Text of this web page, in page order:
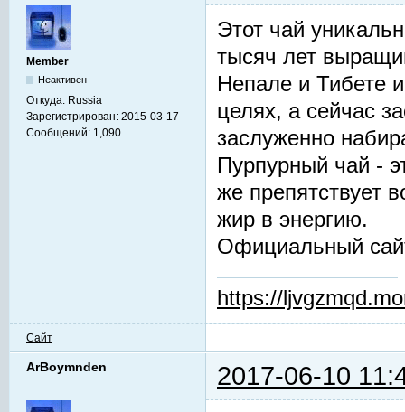
Member
Неактивен
Откуда: Russia
Зарегистрирован: 2015-03-17
Сообщений: 1,090
Этот чай
тысяч лет
Непале и Тибете
целях, а сейчас
заслуженно
Пурпурный чай -
же препятствует
жир в энергию.
Официальный
https://
Сайт
ArBoymnden 2017-06-10